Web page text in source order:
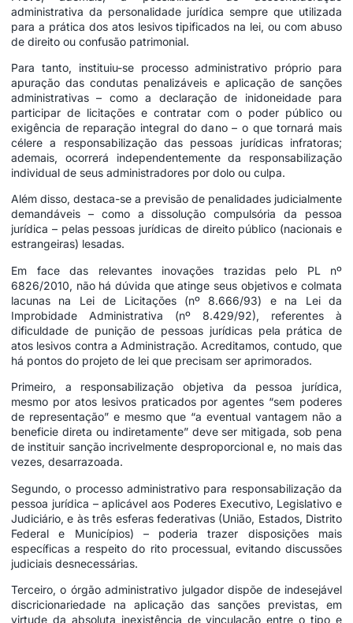
administrativa da personalidade jurídica sempre que utilizada
para a prática dos atos lesivos tipificados na lei, ou com abuso
de direito ou confusão patrimonial.
Para tanto, instituiu-se processo administrativo próprio para
apuração das condutas penalizáveis e aplicação de sanções
administrativas – como a declaração de inidoneidade para
participar de licitações e contratar com o poder público ou
exigência de reparação integral do dano – o que tornará mais
célere a responsabilização das pessoas jurídicas infratoras;
ademais, ocorrerá independentemente da responsabilização
individual de seus administradores por dolo ou culpa.
Além disso, destaca-se a previsão de penalidades judicialmente
demandáveis – como a dissolução compulsória da pessoa
jurídica – pelas pessoas jurídicas de direito público (nacionais e
estrangeiras) lesadas.
Em face das relevantes inovações trazidas pelo PL nº
6826/2010, não há dúvida que atinge seus objetivos e colmata
lacunas na Lei de Licitações (nº 8.666/93) e na Lei da
Improbidade Administrativa (nº 8.429/92), referentes à
dificuldade de punição de pessoas jurídicas pela prática de
atos lesivos contra a Administração. Acreditamos, contudo, que
há pontos do projeto de lei que precisam ser aprimorados.
Primeiro, a responsabilização objetiva da pessoa jurídica,
mesmo por atos lesivos praticados por agentes “sem poderes
de representação” e mesmo que “a eventual vantagem não a
beneficie direta ou indiretamente” deve ser mitigada, sob pena
de instituir sanção incrivelmente desproporcional e, no mais das
vezes, desarrazoada.
Segundo, o processo administrativo para responsabilização da
pessoa jurídica – aplicável aos Poderes Executivo, Legislativo e
Judiciário, e às três esferas federativas (União, Estados, Distrito
Federal e Municípios) – poderia trazer disposições mais
específicas a respeito do rito processual, evitando discussões
judiciais desnecessárias.
Terceiro, o órgão administrativo julgador dispõe de indesejável
discricionariedade na aplicação das sanções previstas, em
virtude da absoluta inexistência de vinculação entre o tipo e